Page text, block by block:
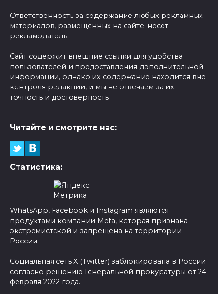
Ответственность за содержание любых рекламных
материалов, размещенных на сайте, несет
рекламодатель.
Сайт содержит внешние ссылки для удобства
пользователей и предоставления дополнительной
информации, однако их содержание находится вне
контроля редакции, и мы не отвечаем за их
точность и достоверность.
Читайте и смотрите нас:
Статистика:
WhatsApp, Facebook и Instagram являются
продуктами компании Meta, которая признана
экстремистской и запрещена на территории
России.
Социальная сеть X (Twitter) заблокирована в России
согласно решению Генеральной прокуратуры от 24
февраля 2022 года.